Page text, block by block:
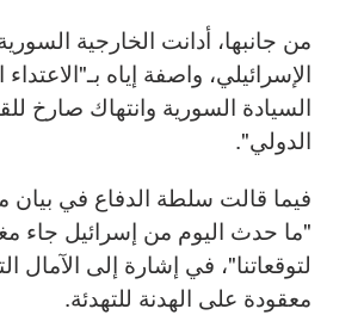
من جانبها، أدانت الخارجية
الإسرائيلي، واصفة إياه
السيادة السورية وانتهاك صارخ
الدولي".
فيما قالت سلطة الدفاع في
"ما حدث اليوم من إسرائيل جاء
لتوقعاتنا"، في إشارة إلى الآمال
معقودة على الهدنة للتهدئة.